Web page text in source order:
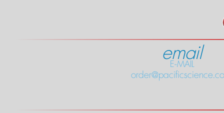
email
E-MAIL